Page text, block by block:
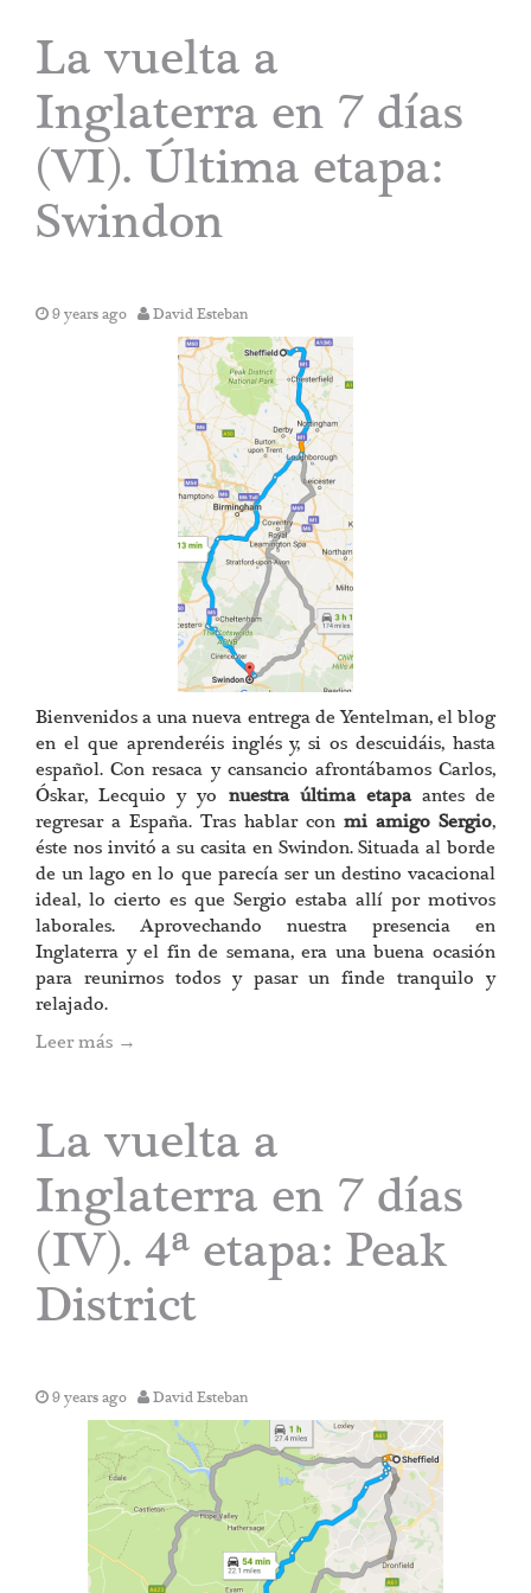
La vuelta a
Inglaterra en 7 días
(VI). Última etapa:
Swindon
9 years ago David Esteban
Bienvenidos a una nueva entrega de Yentelman, el blog
en el que aprenderéis inglés y, si os descuidáis, hasta
español. Con resaca y cansancio afrontábamos Carlos,
Óskar, Lecquio y yo nuestra última etapaantes de
regresar a España. Tras hablar con mi amigo Sergio,
éste nos invitó a su casita en Swindon. Situada al borde
de un lago en lo que parecía ser un destino vacacional
ideal, lo cierto es que Sergio estaba allí por motivos
laborales. Aprovechando nuestra presencia en
Inglaterra y el fin de semana, era una buena ocasión
para reunirnos todos y pasar un finde tranquilo y
relajado.
Leer más →
La vuelta a
Inglaterra en 7 días
(IV). 4ª etapa: Peak
District
9 years ago David Esteban